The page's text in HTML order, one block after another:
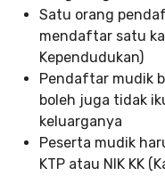
Satu orang
mendaftar satu
Kependudukan)
Pendaftar mudik
boleh juga tidak
keluarganya
Peserta mudik
KTP atau NIK KK